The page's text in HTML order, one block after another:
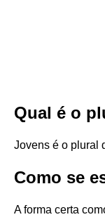
Qual é o
Jovens é o plural
Como se
A forma certa